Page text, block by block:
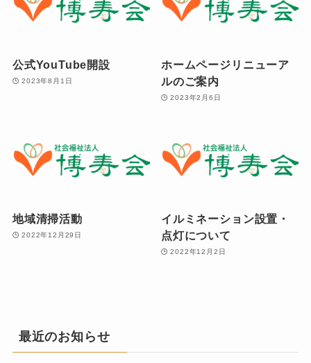
公式YouTube開設
2023年8月1日
ホームページリニューア
ルのご案内
2023年2月6日
地域清掃活動
2022年12月29日
イルミネーション設置・
点灯について
2022年12月2日
最近のお知らせ